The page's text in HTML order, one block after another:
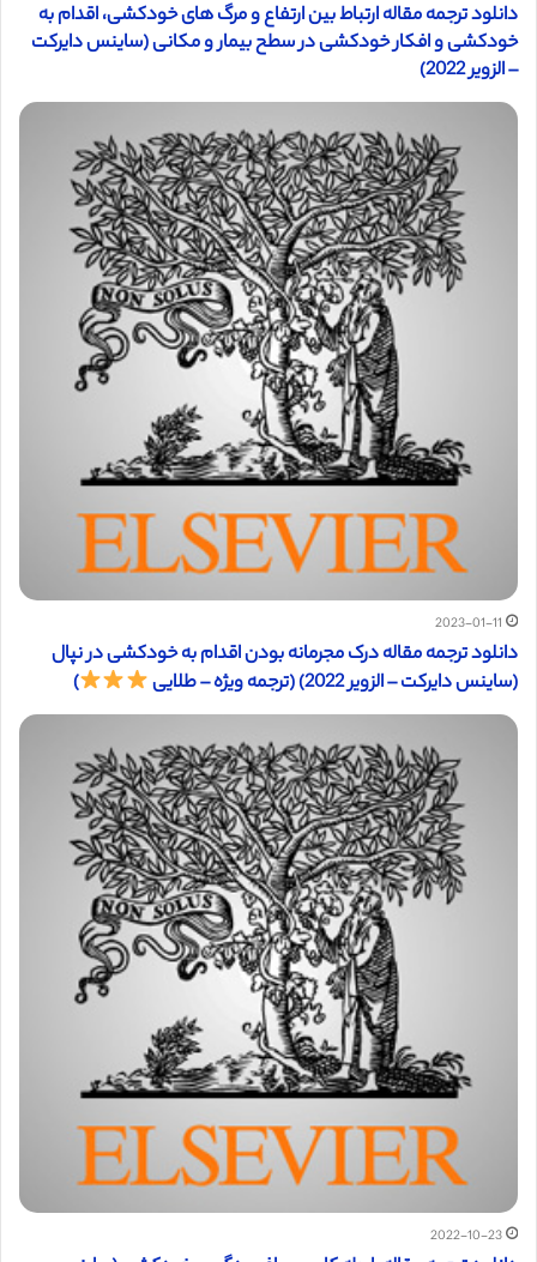
دانلود ترجمه مقاله ارتباط بین ارتفاع و مرگ های خودکشی، اقدام به
خودکشی و افکار خودکشی در سطح بیمار و مکانی (ساینس دایرکت
– الزویر 2022)
2023-01-11
دانلود ترجمه مقاله درک مجرمانه بودن اقدام به خودکشی در نپال
(ساینس دایرکت – الزویر 2022) (ترجمه ویژه – طلایی
)
2022-10-23